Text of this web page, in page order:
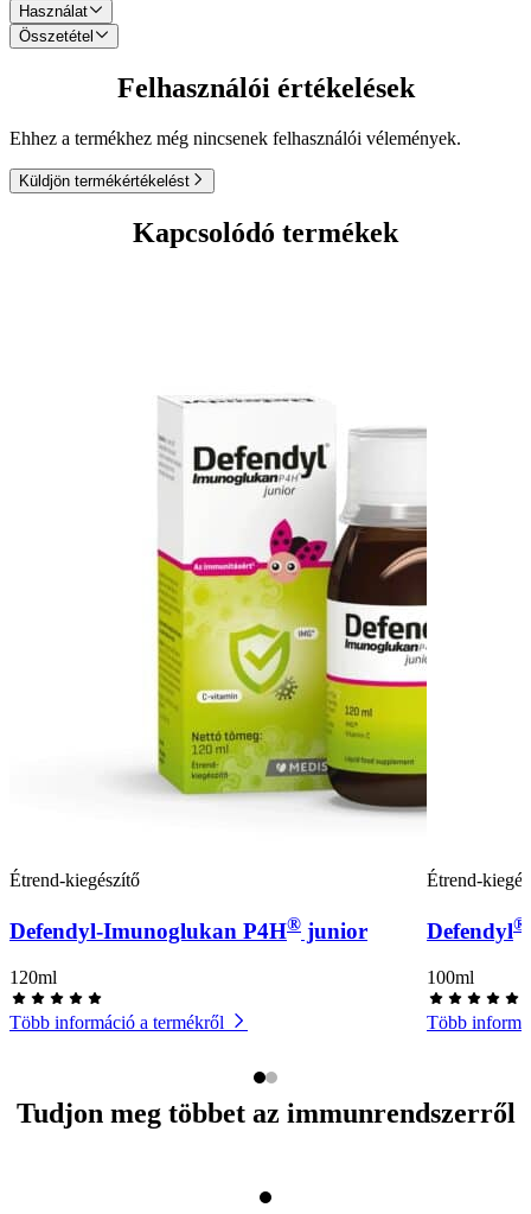
1 kapszula tartalma:
100 mg természetes eredetű IMG
(laskagombából izolált
pleurán)
5 mg cink (50% NRV)
Használat
Ajánlott fogyasztási mennyiség és időtartam:
6-14 éves gyermekeknek: 1 kapszula naponta;
kapszula.
adag 2-3 hónapig történő szedése javasolt.
A kapszulát ne rágja szét! Vegye be egy pohár vízzel, és
nyelje le egészben. Szükség esetén a kapszulát fel lehet nyitni,
és a tartalmát egy kanálra rázni, majd kevés folyadékkal,
gluténtól, tojástól, haltól, földimogyorótól, szezámmagtól,
puhatestűektől.
A Defendyl-Imunoglukan P4H®kapszula nem alkalmas 6 év
alatti gyermekek számára. Kisgyermekektől elzárva tartandó!
Sötét és száraz helyen, legfeljebb 25 °C-on tárolandó.
Összetétel
(laskagombából izolált pleurán), C-vitamin (kalcium-L-
aszkorbát), cink (cink-citrát), csomósodást gátló szerek (
(hidroxipropil-metil-cellulóz), színezék (klorofillin-rézkomplex).
Felhasználói értékelések
Ehhez a termékhez még nincsenek felhasználói vélemények.
Küldjön termékértékelést
Kapcsolódó termékek
Étrend-kiegészítő
Defendyl-Imunoglukan P4H® junior
120ml
Több információ a termékről
Étrend-
Defendyl®
100ml
Több
Tudjon meg többet az immunrendszerről